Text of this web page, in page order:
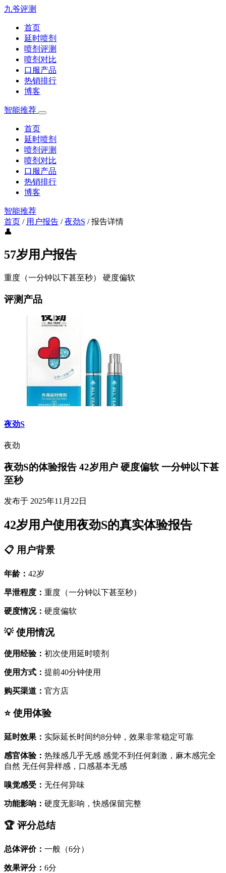
九爷评测
首页
延时喷剂
喷剂评测
喷剂对比
口服产品
热销排行
博客
智能推荐
首页
延时喷剂
喷剂评测
喷剂对比
口服产品
热销排行
博客
智能推荐
首页 / 用户报告 /夜劲S /报告详情
👤
57岁用户报告
重度（一分钟以下甚至秒） 硬度偏软
评测产品
夜劲S
夜劲
夜劲S的体验报告 42岁用户 硬度偏软 一分钟以下甚
至秒
发布于 2025年11月22日
42岁用户使用夜劲S的真实体验报告
📋 用户背景
年龄： 42岁
早泄程度： 重度（一分钟以下甚至秒）
硬度情况： 硬度偏软
💡 使用情况
使用经验： 初次使用延时喷剂
使用方式： 提前40分钟使用
购买渠道： 官方店
⭐ 使用体验
延时效果： 实际延长时间约8分钟，效果非常稳定可靠
感官体验： 热辣感几乎无感 感觉不到任何刺激，麻木感完全
自然 无任何异样感，口感基本无感
嗅觉感受： 无任何异味
功能影响： 硬度无影响，快感保留完整
🏆 评分总结
总体评价： 一般（6分）
效果评分： 6分